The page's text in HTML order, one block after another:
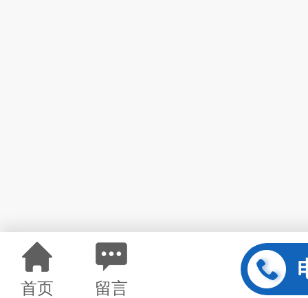
首页 留言